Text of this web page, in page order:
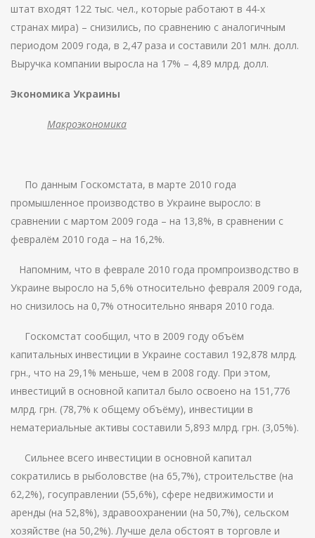
штат входят 122 тыс. чел., которые работают в 44-х
странах мира) – снизились, по сравнению с аналогичным
периодом 2009 года, в 2,47 раза и составили 201 млн. долл.
Выручка компании выросла на 17% – 4,89 млрд. долл.
Экономика Украины
Макроэкономика
По данным Госкомстата, в марте 2010 года
промышленное производство в Украине выросло: в
сравнении с мартом 2009 года – на 13,8%, в сравнении с
февралём 2010 года – на 16,2%.
Напомним, что в феврале 2010 года промпроизводство в
Украине выросло на 5,6% относительно февраля 2009 года,
но снизилось на 0,7% относительно января 2010 года.
Госкомстат сообщил, что в 2009 году объём
капитальных инвестиции в Украине составил 192,878 млрд.
грн., что на 29,1% меньше, чем в 2008 году. При этом,
инвестиций в основной капитал было освоено на 151,776
млрд. грн. (78,7% к общему объёму), инвестиции в
нематериальные активы составили 5,893 млрд. грн. (3,05%).
Сильнее всего инвестиции в основной капитал
сократились в рыболовстве (на 65,7%), строительстве (на
62,2%), госуправлении (55,6%), сфере недвижимости и
аренды (на 52,8%), здравоохранении (на 50,7%), сельском
хозяйстве (на 50,2%). Лучше дела обстоят в торговле и